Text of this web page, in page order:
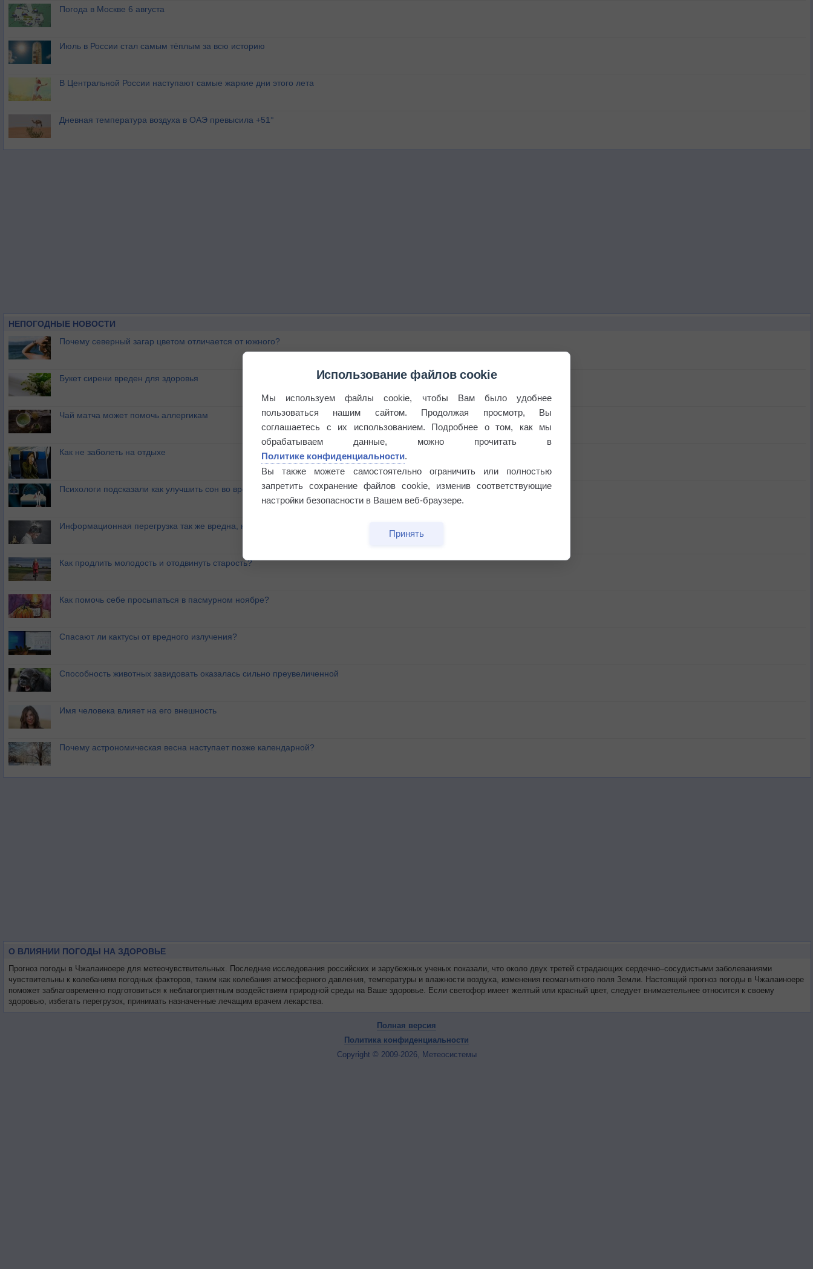
Погода в Москве 6 августа
Июль в России стал самым тёплым за всю историю
В Центральной России наступают самые жаркие дни этого лета
Дневная температура воздуха в ОАЭ превысила +51°
НЕПОГОДНЫЕ НОВОСТИ
Почему северный загар цветом отличается от южного?
Букет сирени вреден для здоровья
Чай матча может помочь аллергикам
Как не заболеть на отдыхе
Психологи подсказали как улучшить сон во время стресса
Информационная перегрузка так же вредна, как и загрязнение воздуха
Как продлить молодость и отодвинуть старость?
Как помочь себе просыпаться в пасмурном ноябре?
Спасают ли кактусы от вредного излучения?
Способность животных завидовать оказалась сильно преувеличенной
Имя человека влияет на его внешность
Почему астрономическая весна наступает позже календарной?
О ВЛИЯНИИ ПОГОДЫ НА ЗДОРОВЬЕ
Прогноз погоды в Чжалаиноере для метеочувствительных. Последние исследования российских и зарубежных ученых показали, что около двух третей страдающих сердечно–сосудистыми заболеваниями
чувствительны к колебаниям погодных факторов, таким как колебания атмосферного давления, температуры и влажности воздуха, изменения геомагнитного поля Земли. Настоящий прогноз погоды в Чжалаиноере
поможет заблаговременно подготовиться к неблагоприятным воздействиям природной среды на Ваше здоровье. Если светофор имеет желтый или красный цвет, следует внимаетельнее относится к своему
здоровью, избегать перегрузок, принимать назначенные лечащим врачем лекарства.
Полная версия
Политика конфиденциальности
Copyright © 2009-2026, Метеосистемы
Использование файлов cookie
Мы используем файлы cookie, чтобы Вам было удобнее
пользоваться нашим сайтом. Продолжая просмотр, Вы
соглашаетесь с их использованием. Подробнее о том, как мы
обрабатываем данные, можно прочитать в
Политике конфиденциальности.
Вы также можете самостоятельно ограничить или полностью
запретить сохранение файлов cookie, изменив соответствующие
настройки безопасности в Вашем веб-браузере.
Принять